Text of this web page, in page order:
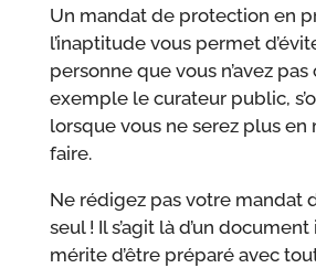
Un mandat de protection en
l’inaptitude vous permet
personne que vous n’avez
exemple le curateur public,
lorsque vous ne serez plus en
faire.
Ne rédigez pas votre mandat
seul ! Il s’agit là d’un
mérite d’être préparé avec